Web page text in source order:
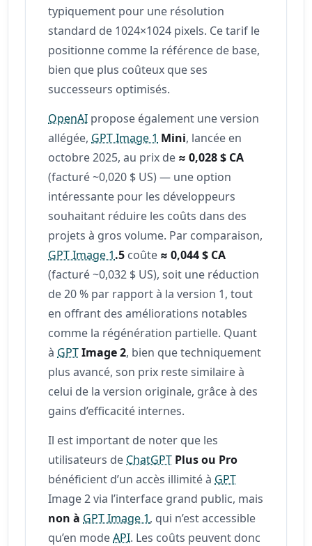
typiquement pour une résolution
standard de 1024×1024 pixels. Ce tarif le
positionne comme la référence de base,
bien que plus coûteux que ses
successeurs optimisés.
OpenAI propose également une version
allégée, GPT Image 1 Mini, lancée en
octobre 2025, au prix de ≈ 0,028 $ CA
(facturé ~0,020 $ US) — une option
intéressante pour les développeurs
souhaitant réduire les coûts dans des
projets à gros volume. Par comparaison,
GPT Image 1.5 coûte ≈ 0,044 $ CA
(facturé ~0,032 $ US), soit une réduction
de 20 % par rapport à la version 1, tout
en offrant des améliorations notables
comme la régénération partielle. Quant
à GPTImage 2, bien que techniquement
plus avancé, son prix reste similaire à
celui de la version originale, grâce à des
gains d’efficacité internes.
Il est important de noter que les
utilisateurs de ChatGPT Plus ou Pro
bénéficient d’un accès illimité à GPT
Image 2 via l’interface grand public, mais
non à GPT Image 1, qui n’est accessible
qu’en modeAPI. Les coûts peuvent donc